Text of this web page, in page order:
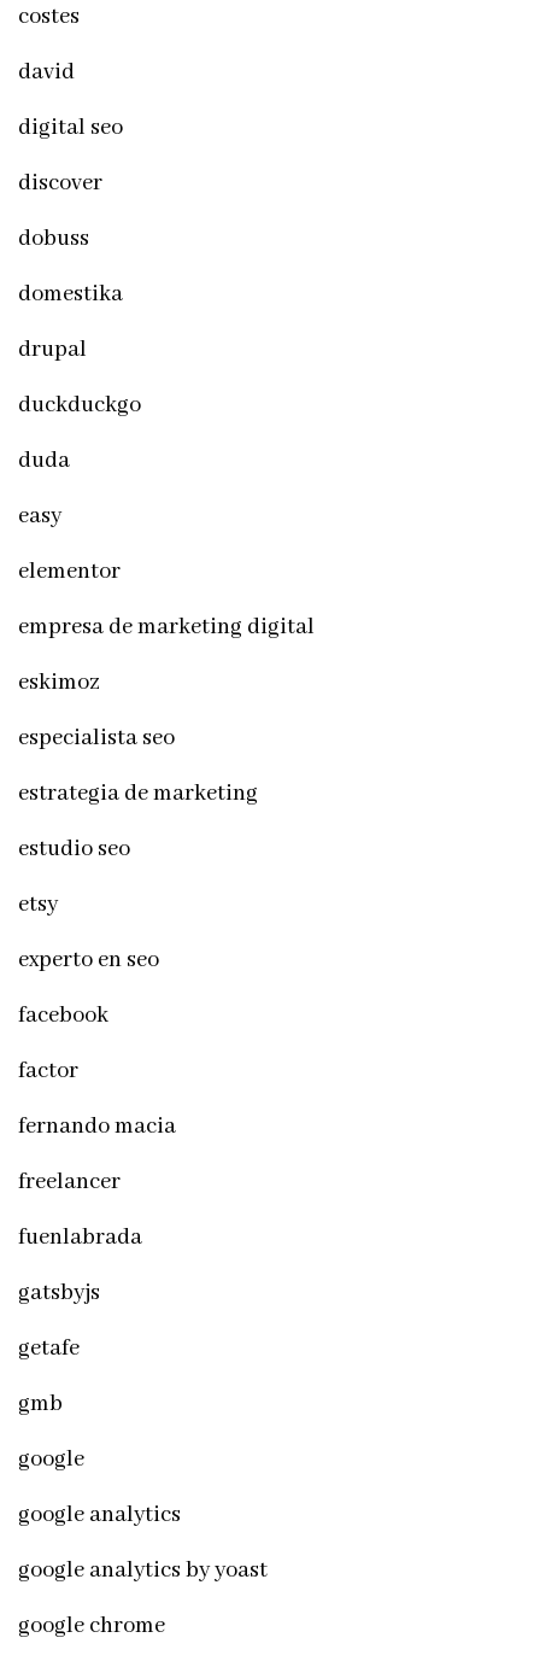
costes
david
digital seo
discover
dobuss
domestika
drupal
duckduckgo
duda
easy
elementor
empresa de marketing digital
eskimoz
especialista seo
estrategia de marketing
estudio seo
etsy
experto en seo
facebook
factor
fernando macia
freelancer
fuenlabrada
gatsbyjs
getafe
gmb
google
google analytics
google analytics by yoast
google chrome